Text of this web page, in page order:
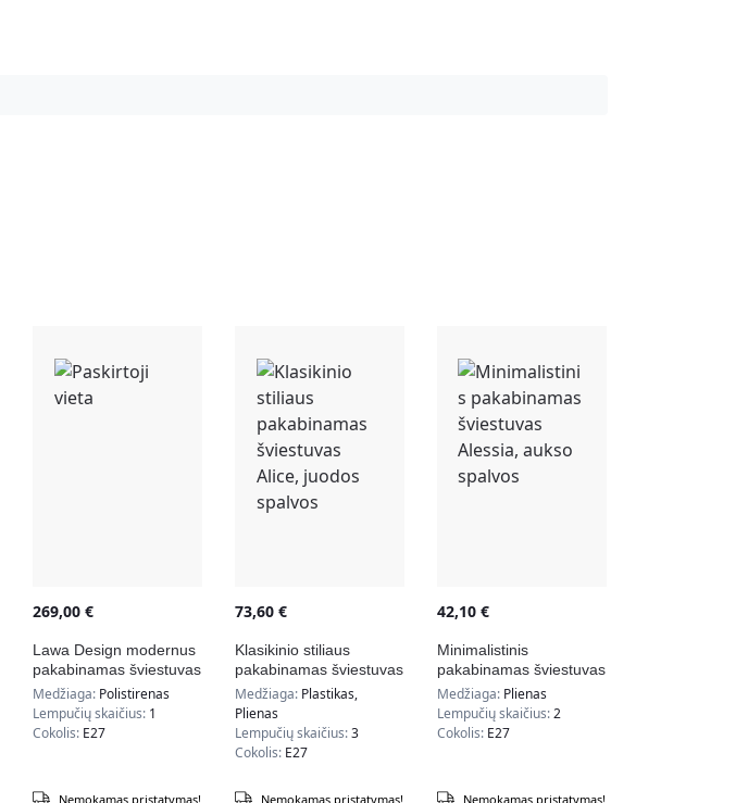
269,00€
Lawa Design modernus
pakabinamas šviestuvas
Pendant, baltas
Medžiaga: Polistirenas
Lempučių skaičius: 1
Cokolis: E27
Nemokamas pristatymas!
73,60€
Klasikinio stiliaus
pakabinamas šviestuvas
Alice, juodos spalvos
Medžiaga: Plastikas,
Plienas
Lempučių skaičius:3
Cokolis: E27
Nemokamas pristatymas!
42,10 €
Minimalistinis
pakabinamas šviestuvas
Alessia, aukso spalvos
Medžiaga: Plienas
Lempučių skaičius:2
Cokolis: E27
Nemokamas pristatymas!